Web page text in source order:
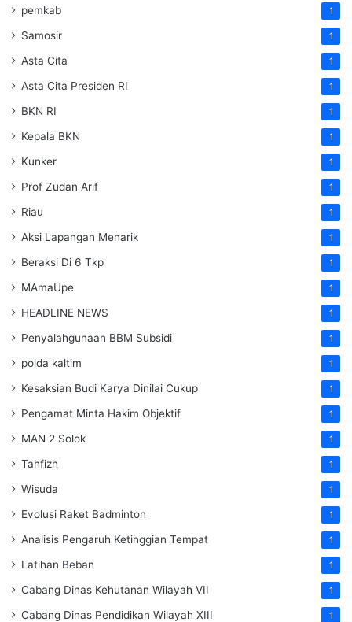
pemkab 1
Samosir 1
Asta Cita 1
Asta Cita Presiden RI 1
BKN RI 1
Kepala BKN 1
Kunker 1
Prof Zudan Arif 1
Riau 1
Aksi Lapangan Menarik 1
Beraksi Di 6 Tkp 1
MAmaUpe 1
HEADLINE NEWS 1
Penyalahgunaan BBM Subsidi 1
polda kaltim 1
Kesaksian Budi Karya Dinilai Cukup 1
Pengamat Minta Hakim Objektif 1
MAN 2 Solok 1
Tahfizh 1
Wisuda 1
Evolusi Raket Badminton 1
Analisis Pengaruh Ketinggian Tempat 1
Latihan Beban 1
Cabang Dinas Kehutanan Wilayah VII 1
Cabang Dinas Pendidikan Wilayah XIII 1